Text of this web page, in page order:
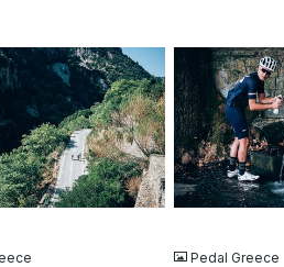
JPG
Pedal Greece